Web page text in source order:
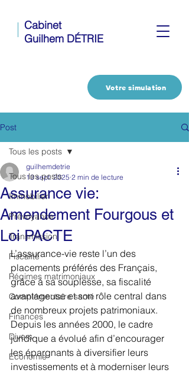
Cabinet
Guilhem DÉTRIE
Votre simulation
Post
Tous les posts
Immobilier
Prévoyance
Transmission
Fiscalité
Régimes matrimoniaux
Complémentaire santé
Finances
Divers
Economie
Tous les posts
Assurance vie:
Amendement Fourgous et
Loi PACTE
guilhemdetrie
13 sept. 2025 2 min de lecture
L’assurance-vie reste l’un des
placements préférés des Français,
grâce à sa souplesse, sa fiscalité
avantageuse et son rôle central dans
de nombreux projets patrimoniaux.
Depuis les années 2000, le cadre
juridique a évolué afin d’encourager
les épargnants à diversifier leurs
investissements et à moderniser leurs